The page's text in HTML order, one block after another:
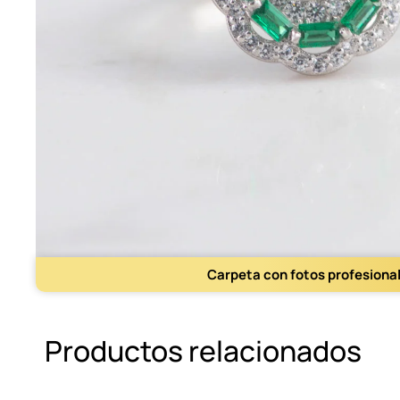
Carpeta con fotos
Productos relacionados